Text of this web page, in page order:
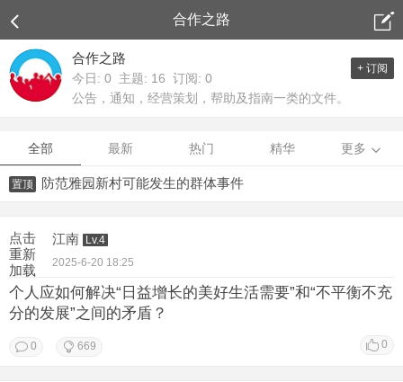
合作之路
合作之路
今日: 0 主题: 16 订阅: 0
公告，通知，经营策划，帮助及指南一类的文件。
+ 订阅
全部 最新 热门 精华 更多
置顶 防范雅园新村可能发生的群体事件
点击
重新
加载
江南
Lv.4
2025-6-20 18:25
个人应如何解决“日益增长的美好生活需要”和“不平衡不充
分的发展”之间的矛盾？
0
0 669